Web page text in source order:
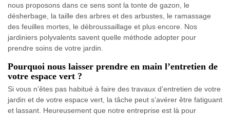
nous proposons dans ce sens sont la tonte de gazon, le
désherbage, la taille des arbres et des arbustes, le ramassage
des feuilles mortes, le débroussaillage et plus encore. Nos
jardiniers polyvalents savent quelle méthode adopter pour
prendre soins de votre jardin.
Pourquoi nous laisser prendre en main l’entretien de
votre espace vert ?
Si vous n’êtes pas habitué à faire des travaux d’entretien de votre
jardin et de votre espace vert, la tâche peut s’avérer être fatiguant
et lassant. Heureusement que notre entreprise est là pour